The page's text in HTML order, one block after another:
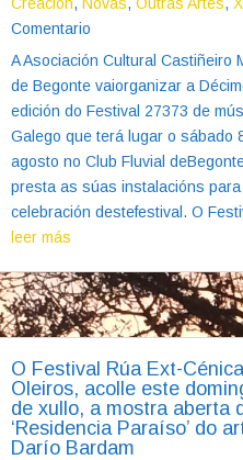
Comentario
A Asociación Cultural Castiñeiro
de Begonte vaiorganizar a
edición do Festival 27373 de
Galego que terá lugar o sábado
agosto no Club Fluvial
presta as súas instalacións
celebración destefestival. O
leer más
O Festival Rúa Ext-
Oleiros, acolle este
de xullo, a mostra aberta
‘Residencia Paraíso’ do
Darío Bardam